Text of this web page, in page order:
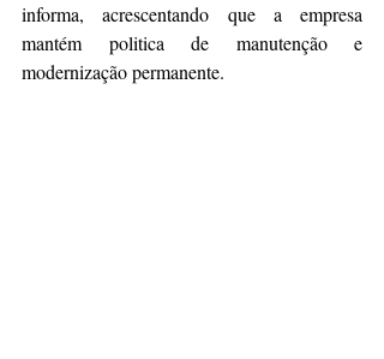
informa, acrescentando que a empresa
mantém politica de manutenção e
modernização permanente.